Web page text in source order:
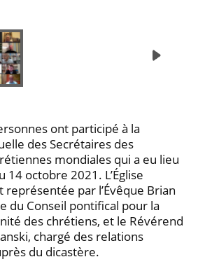
ont participé à la
des Secrétaires des
mondiales qui a eu lieu
14 octobre 2021. L’Église
représentée par l’Évêque Brian
du Conseil pontifical pour la
des chrétiens, et le Révérend
chargé des relations
du dicastère.